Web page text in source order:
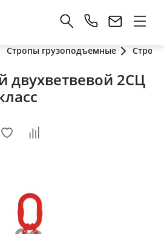
Стропы грузоподъемные
двухветвевой 2СЦ